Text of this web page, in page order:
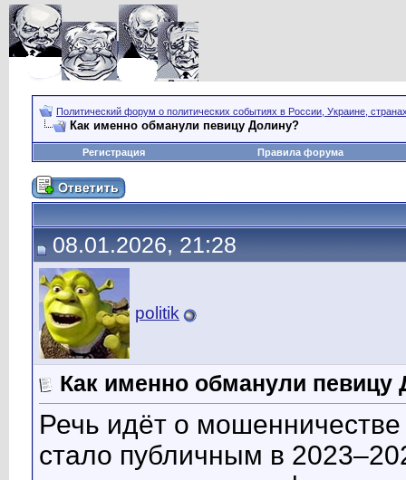
Политический форум о политических событиях в России, Украине,
Как именно обманули певицу Долину?
Регистрация Правила форума
08.01.2026, 21:28
politik
Как именно обманули певицу
Речь идёт о
стало публичным в